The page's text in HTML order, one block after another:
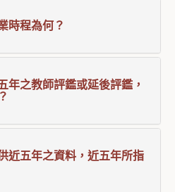
時程為何？
年之教師評鑑或延後評鑑，
近五年之資料，近五年所指